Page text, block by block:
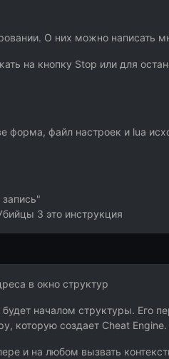
О них можно написать
на кнопку Stop или для
форма, файл настроек и lua
3 это инструкция
в окно структур
началом структуры. Его
которую создает Cheat Engine.
и на любом вызвать